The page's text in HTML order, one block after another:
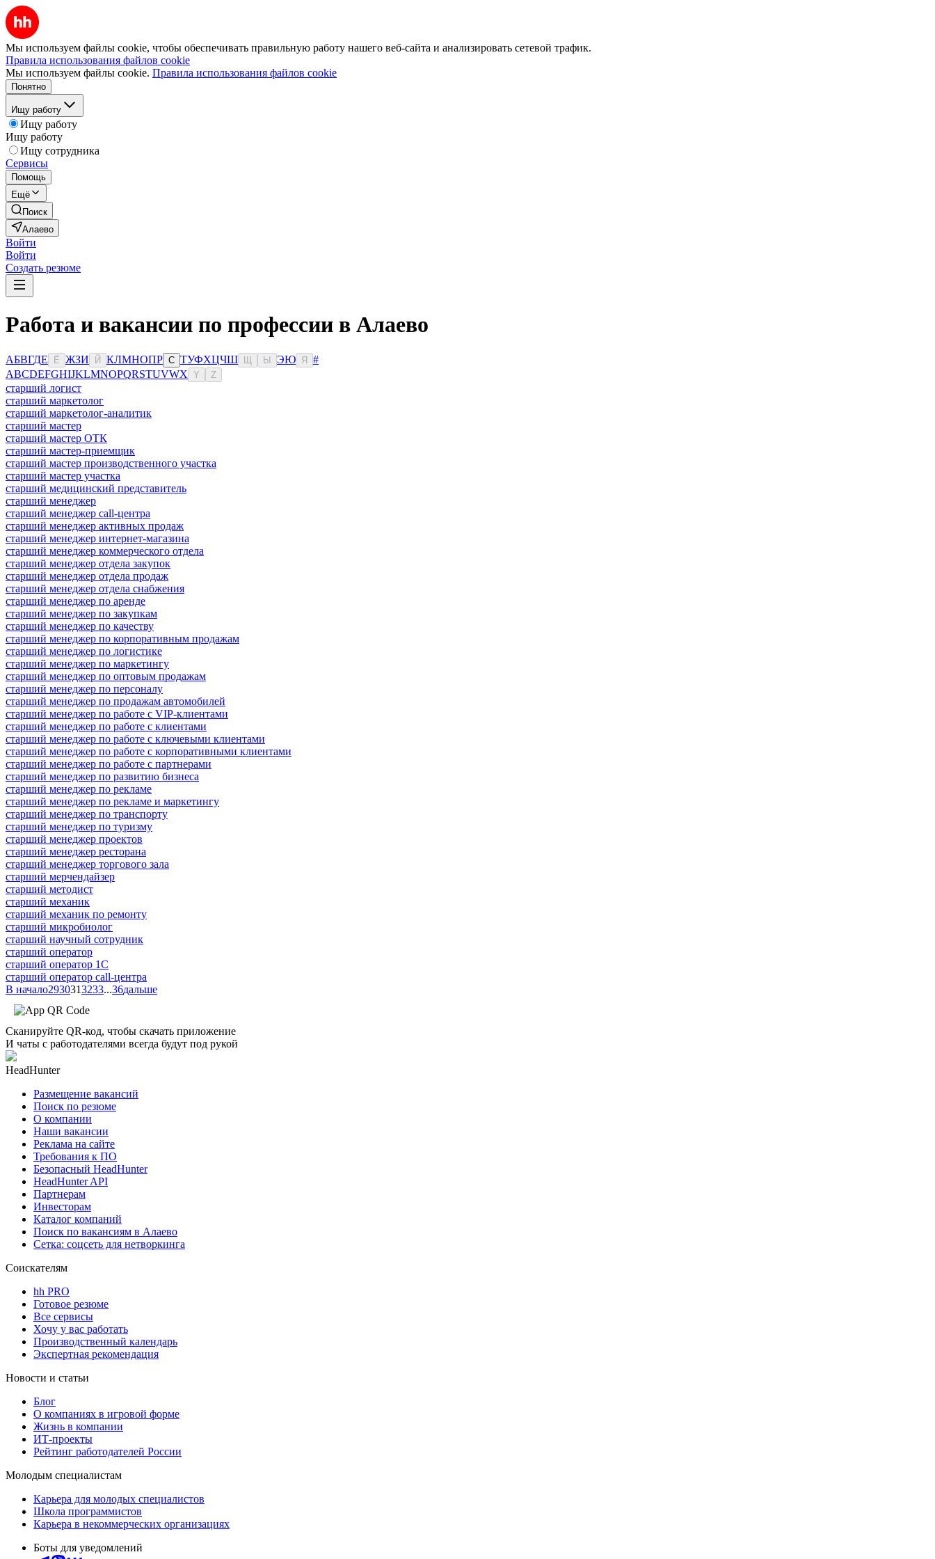
Мы используем файлы cookie, чтобы обеспечивать правильную работу нашего веб-сайта и анализировать сетевой трафик.
Правила использования файлов cookie
Мы используем файлы cookie. Правила использования файлов cookie
Понятно
Ищу работу
Ищу работу
Ищу работу
Ищу сотрудника
Сервисы
Помощь
Ещё
Поиск
Алаево
Войти
Войти
Создать резюме
Работа и вакансии по профессии в Алаево
АБВГДЕ Ё ЖЗИ Й КЛМНОПР С ТУФХЦЧШ Ы ЭЮ Я
#
ABCDEFGHIJKLMNOPQRSTUVWX Y Z
старший логист
старший маркетолог
старший маркетолог-аналитик
старший мастер
старший мастер ОТК
старший мастер-приемщик
старший мастер производственного участка
старший мастер участка
старший медицинский представитель
старший менеджер
старший менеджер call-центра
старший менеджер активных продаж
старший менеджер интернет-магазина
старший менеджер коммерческого отдела
старший менеджер отдела закупок
старший менеджер отдела продаж
старший менеджер отдела снабжения
старший менеджер по аренде
старший менеджер по закупкам
старший менеджер по качеству
старший менеджер по корпоративным продажам
старший менеджер по логистике
старший менеджер по маркетингу
старший менеджер по оптовым продажам
старший менеджер по персоналу
старший менеджер по продажам автомобилей
старший менеджер по работе с VIP-клиентами
старший менеджер по работе с клиентами
старший менеджер по работе с ключевыми клиентами
старший менеджер по работе с корпоративными клиентами
старший менеджер по работе с партнерами
старший менеджер по развитию бизнеса
старший менеджер по рекламе
старший менеджер по рекламе и маркетингу
старший менеджер по транспорту
старший менеджер по туризму
старший менеджер проектов
старший менеджер ресторана
старший менеджер торгового зала
старший мерчендайзер
старший методист
старший механик
старший механик по ремонту
старший микробиолог
старший научный сотрудник
старший оператор
старший оператор 1С
старший оператор call-центра
В начало2930313233...36дальше
Сканируйте QR-код, чтобы скачать приложение
И чаты с работодателями всегда будут под рукой
HeadHunter
Размещение вакансий
Поиск по резюме
О компании
Наши вакансии
Реклама на сайте
Требования к ПО
Безопасный HeadHunter
HeadHunter API
Партнерам
Инвесторам
Каталог компаний
Поиск по вакансиям в Алаево
Сетка: соцсеть для нетворкинга
Соискателям
hh PRO
Готовое резюме
Все сервисы
Хочу у вас работать
Производственный календарь
Экспертная рекомендация
Новости и статьи
Блог
О компаниях в игровой форме
Жизнь в компании
ИТ-проекты
Рейтинг работодателей России
Молодым специалистам
Карьера для молодых специалистов
Школа программистов
Карьера в некоммерческих организациях
Боты для уведомлений